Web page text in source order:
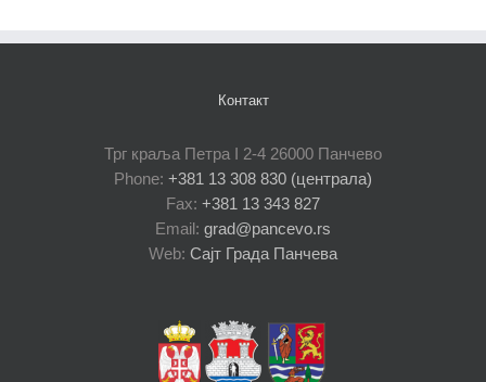
Контакт
Трг краља Петра I 2-4 26000 Панчево
Phone: +381 13 308 830 (централа)
Fax: +381 13 343 827
Email: grad@pancevo.rs
Web: Сајт Града Панчева